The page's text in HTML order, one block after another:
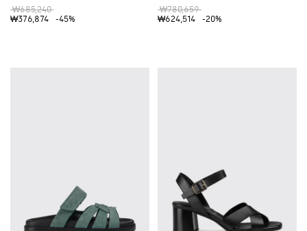
₩685,240
₩376,874
-45%
₩780,659
₩624,514
-20%